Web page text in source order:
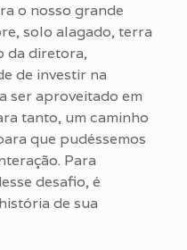
o nosso grande
solo alagado, terra
da diretora,
de investir na
ser aproveitado em
tanto, um caminho
que pudéssemos
Para
desafio, é
de sua